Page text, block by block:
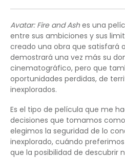
Avatar: Fire and Ashes una
entre sus ambiciones y sus
creado una obra que satisfará
demostrará una vez más su
cinematográfico, pero que
oportunidades perdidas, de
inexplorados.
Es el tipo de película que me
decisiones que tomamos
elegimos la seguridad de lo
inexplorado, cuándo
que la posibilidad de descubrir